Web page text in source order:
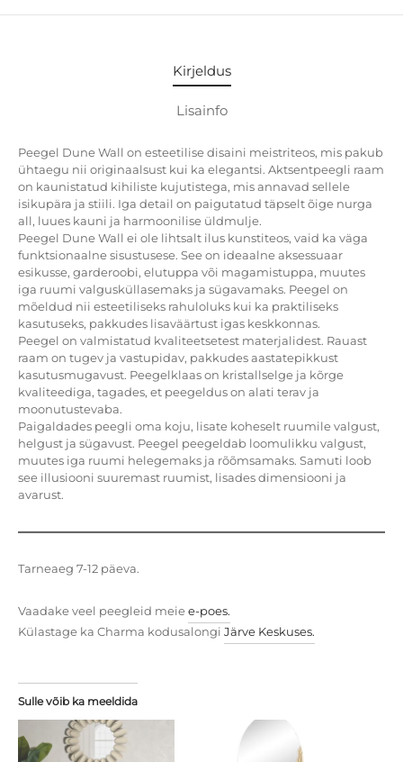
Kirjeldus
Lisainfo
Peegel Dune Wall on esteetilise disaini meistriteos, mis pakub
ühtaegu nii originaalsust kui ka elegantsi. Aktsentpeegli raam
on kaunistatud kihiliste kujutistega, mis annavad sellele
isikupära ja stiili. Iga detail on paigutatud täpselt õige nurga
all, luues kauni ja harmoonilise üldmulje.
Peegel Dune Wall ei ole lihtsalt ilus kunstiteos, vaid ka väga
funktsionaalne sisustusese. See on ideaalne aksessuaar
esikusse, garderoobi, elutuppa või magamistuppa, muutes
iga ruumi valgusküllasemaks ja sügavamaks. Peegel on
mõeldud nii esteetiliseks rahuloluks kui ka praktiliseks
kasutuseks, pakkudes lisaväärtust igas keskkonnas.
Peegel on valmistatud kvaliteetsetest materjalidest. Rauast
raam on tugev ja vastupidav, pakkudes aastatepikkust
kasutusmugavust. Peegelklaas on kristallselge ja kõrge
kvaliteediga, tagades, et peegeldus on alati terav ja
moonutustevaba.
Paigaldades peegli oma koju, lisate koheselt ruumile valgust,
helgust ja sügavust. Peegel peegeldab loomulikku valgust,
muutes iga ruumi helegemaks ja rõõmsamaks. Samuti loob
see illusiooni suuremast ruumist, lisades dimensiooni ja
avarust.
Tarneaeg 7-12 päeva.
Vaadake veel peegleid meiee-poes.
Külastage ka Charma kodusalongi Järve Keskuses.
Sulle võib ka meeldida